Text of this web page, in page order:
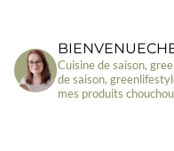
Cuisine de saison,
de saison,
mes produits